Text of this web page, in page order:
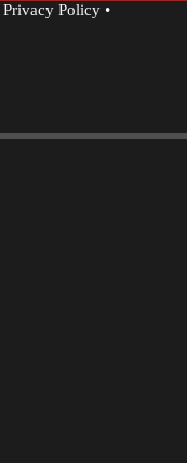
Privacy Policy•